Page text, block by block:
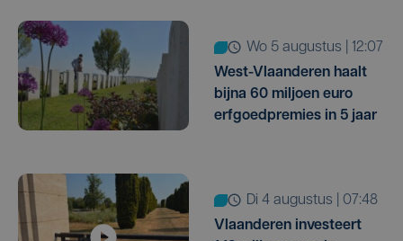
wo 5 augustus | 12:07
West-Vlaanderen haalt
bijna 60 miljoen euro
erfgoedpremies in 5 jaar
di 4 augustus | 07:48
Vlaanderen investeert